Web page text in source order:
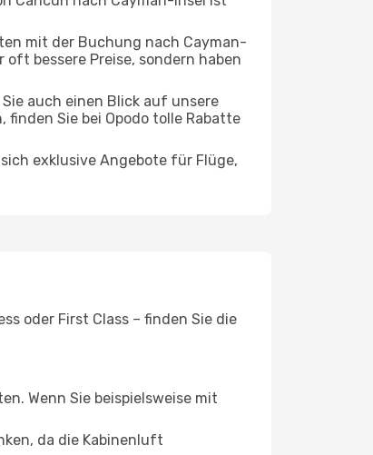
mit der Buchung nach Cayman-
bessere Preise, sondern haben
auch einen Blick auf unsere
finden Sie bei Opodo tolle Rabatte
exklusive Angebote für Flüge,
oder First Class – finden Sie die
Wenn Sie beispielsweise mit
da die Kabinenluft